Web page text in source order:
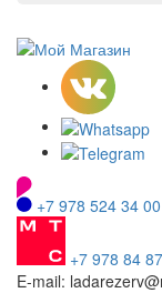
+7 978 524 34 00
+7 978 84
E-mail: